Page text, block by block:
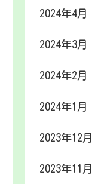
2024年4月
2024年3月
2024年2月
2024年1月
2023年12月
2023年11月